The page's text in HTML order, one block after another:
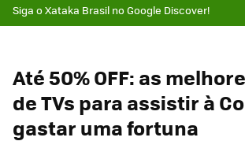
Siga o Xataka Brasil no Google Discover!
Até 50% OFF: as
de TVs para assistir à
gastar uma fortuna